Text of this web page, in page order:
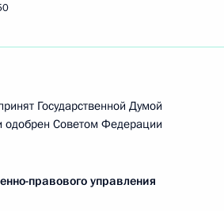
Государственной Думой
одобрен Советом Федерации
правового управления